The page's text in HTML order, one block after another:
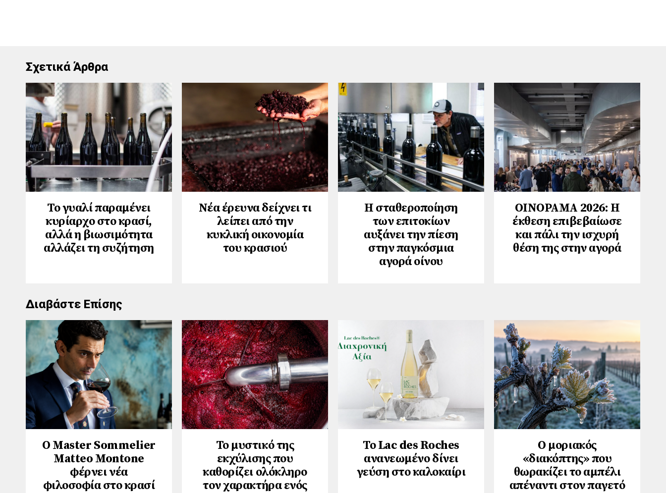
Σχετικά Άρθρα
Το γυαλί παραμένει
κυρίαρχο στο κρασί,
αλλά η βιωσιμότητα
αλλάζει τη συζήτηση
Νέα έρευνα δείχνει τι
λείπει από την
κυκλική οικονομία
του κρασιού
Η σταθεροποίηση
των επιτοκίων
αυξάνει την πίεση
στην παγκόσμια
αγορά οίνου
ΟΙΝΟΡΑΜΑ 2026: Η
έκθεση επιβεβαίωσε
και πάλι την ισχυρή
θέση της στην αγορά
Διαβάστε Επίσης
Ο Master Sommelier
Matteo Montone
φέρνει νέα
φιλοσοφία στο κρασί
Το μυστικό της
εκχύλισης που
καθορίζει ολόκληρο
τον χαρακτήρα ενός
Το Lac des Roches
ανανεωμένο δίνει
γεύση στο καλοκαίρι
Ο μοριακός
«διακόπτης» που
θωρακίζει το αμπέλι
απέναντι στον παγετό